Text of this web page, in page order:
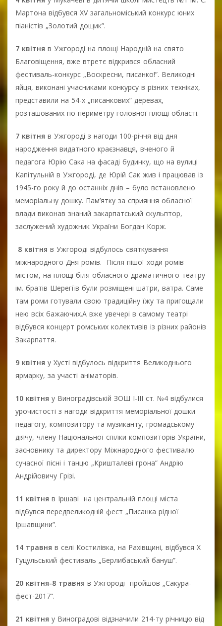
Мартона відбувся XV загальноміський конкурс юних
піаністів „Золотий дощик”.
7 квітня в Ужгороді на площі Народній на свято
Благовіщення, вже втретє відкрився обласний
фестиваль-конкурс „Воскресни, писанко!”. Великодні
яйця, виконані учасниками конкурсу в різних техніках,
представили на 54-х „писанкових” деревах,
розташованих по периметру головної площі області.
7 квітня в Ужгороді з нагоди 100-річчя від дня
народження видатного краєзнавця, вченого й
педагога Юрію Сака на фасаді будинку, що на вулиці
Капітульній в Ужгороді, де Юрій Сак жив і працював із
1945-го року й до останніх днів – було встановлено
меморіальну дошку. Пам’ятку за сприяння обласної
влади виконав знаний закарпатський скульптор,
заслужений художник України Богдан Корж.
8 квітня в Ужгороді відбулось святкування
міжнародного Дня ромів. Після пішої ходи ромів
містом, на площі біля обласного драматичного театру
ім. братів Шерегіїв були розміщені шатри, ватра. Саме
там роми готували свою традиційну їжу та пригощали
нею всіх бажаючих.А вже увечері в самому театрі
відбувся концерт ромських колективів із різних районів
Закарпаття.
9 квітня у Хусті відбулось відкриття Великоднього
ярмарку, за участі аніматорів.
10 квітня у Виноградівській ЗОШ І-ІІІ ст. №4 відбулися
урочистості з нагоди відкриття меморіальної дошки
педагогу, композитору та музиканту, громадському
діячу, члену Національної спілки композиторів України,
засновнику та директору Міжнародного фестивалю
сучасної пісні і танцю „Кришталеві грона” Андрію
Андрійовичу Грізі.
11 квітня в Іршаві на центральній площі міста
відбувся передвеликодній фест „Писанка рідної
Іршавщини”.
14 травня в селі Костилівка, на Рахівщині, відбувся Х
Гуцульський фестиваль „Берлибаський бануш”.
20 квітня-8 травня в Ужгороді пройшов „Сакура-
фест-2017”.
21 квітня у Виноградові відзначили 214-ту річницю від